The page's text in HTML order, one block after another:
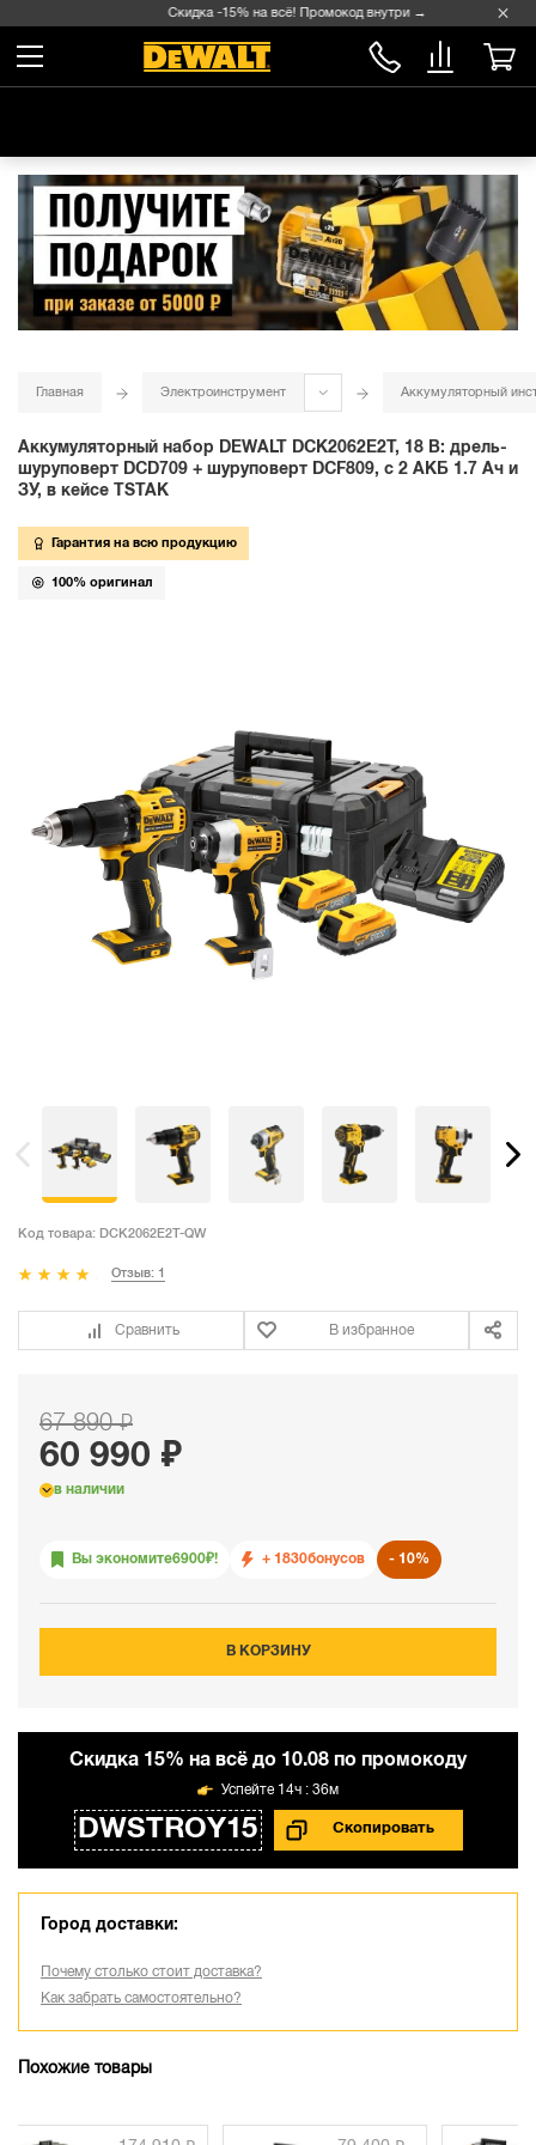
Скидка -15% на всё! Промокод внутри →
Главная Электроинструмент Аккумуляторный
Аккумуляторный набор DEWALT DCK2062E2T, 18 В: дрель-
шуруповерт DCD709 + шуруповерт DCF809, с 2 АКБ 1.7 Ач и
ЗУ, в кейсе TSTAK
Гарантия на всю продукцию
100% оригинал
Код товара: DCK2062E2T-QW
Отзыв: 1
Сравнить В избранное
67 890 ₽
60 990 ₽
в наличии
Вы экономите6900₽! + 1830бонусов 10%
В КОРЗИНУ
Cкидка 15% на всё до 10.08 по промокоду
DWSTROY15
14ч : 36м
Город доставки:
Почему столько стоит доставка?
Как забрать самостоятельно?
Похожие товары